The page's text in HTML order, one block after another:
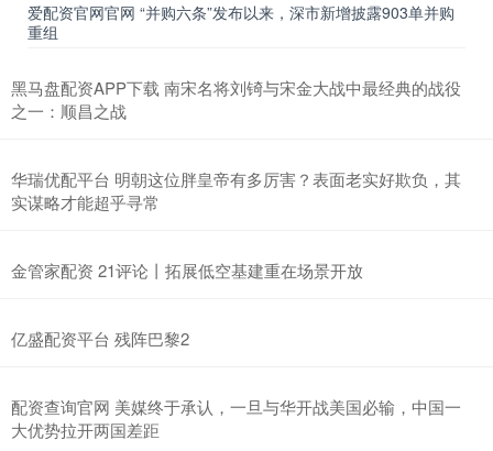
爱配资官网官网 “并购六条”发布以来，深市新增披露903单并购
重组
黑马盘配资APP下载 南宋名将刘锜与宋金大战中最经典的战役
之一：顺昌之战
华瑞优配平台 明朝这位胖皇帝有多厉害？表面老实好欺负，其
实谋略才能超乎寻常
金管家配资 21评论丨拓展低空基建重在场景开放
亿盛配资平台 残阵巴黎2
配资查询官网 美媒终于承认，一旦与华开战美国必输，中国一
大优势拉开两国差距